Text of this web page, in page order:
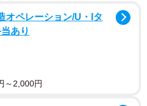
る。
オペレーション/U・Iタ
あり
～2,000円